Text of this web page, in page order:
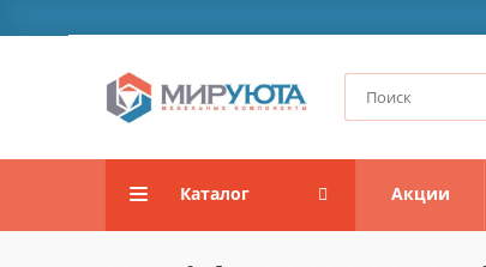
Каталог Акции